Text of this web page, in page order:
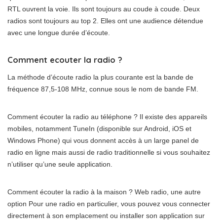
RTL ouvrent la voie. Ils sont toujours au coude à coude. Deux
radios sont toujours au top 2. Elles ont une audience détendue
avec une longue durée d’écoute.
Comment ecouter la radio ?
La méthode d’écoute radio la plus courante est la bande de
fréquence 87,5-108 MHz, connue sous le nom de bande FM.
Comment écouter la radio au téléphone ? Il existe des appareils
mobiles, notamment TuneIn (disponible sur Android, iOS et
Windows Phone) qui vous donnent accès à un large panel de
radio en ligne mais aussi de radio traditionnelle si vous souhaitez
n’utiliser qu’une seule application.
Comment écouter la radio à la maison ? Web radio, une autre
option Pour une radio en particulier, vous pouvez vous connecter
directement à son emplacement ou installer son application sur